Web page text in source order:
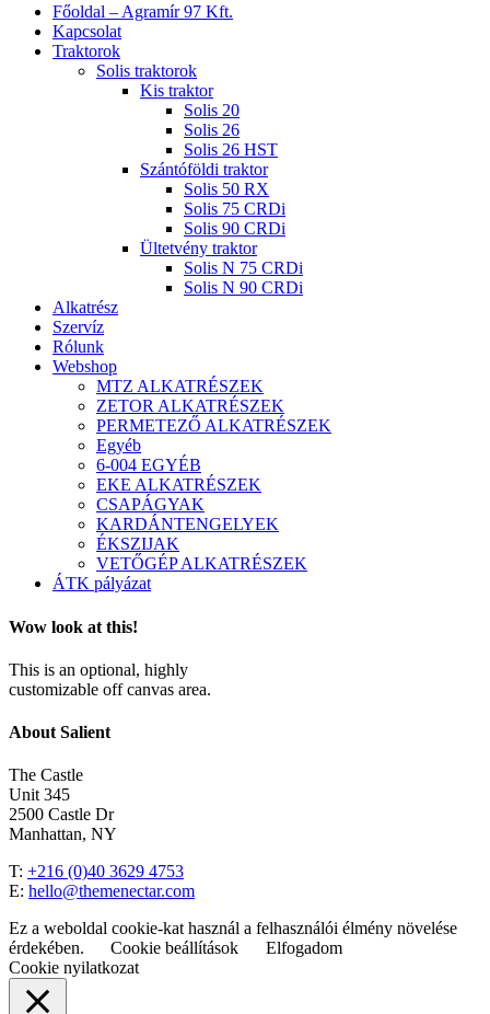
Close
Menu
Főoldal – Agramír 97 Kft.
Kapcsolat
Traktorok
Solis traktorok
Kis traktor
Solis 20
Solis 26
Solis 26 HST
Szántóföldi traktor
Solis 50 RX
Solis 75 CRDi
Solis 90 CRDi
Ültetvény traktor
Solis N 75 CRDi
Solis N 90 CRDi
Alkatrész
Szervíz
Rólunk
Webshop
MTZ ALKATRÉSZEK
ZETOR ALKATRÉSZEK
PERMETEZŐ ALKATRÉSZEK
Egyéb
6-004 EGYÉB
EKE ALKATRÉSZEK
CSAPÁGYAK
KARDÁNTENGELYEK
ÉKSZIJAK
VETŐGÉP ALKATRÉSZEK
ÁTK pályázat
Wow look at this!
This is an optional, highly
customizable off canvas area.
About Salient
The Castle
Unit 345
2500 Castle Dr
Manhattan, NY
T: +216 (0)40 3629 4753
E: hello@themenectar.com
Ez a weboldal cookie-kat használ a felhasználói élmény növelése
érdekében.
Cookie beállítások
Elfogadom
Cookie nyilatkozat